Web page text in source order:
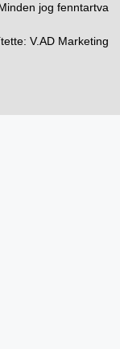
jog fenntartva​
V.AD Marketing